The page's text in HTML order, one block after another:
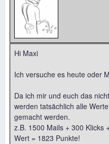
Hi Maxi
Ich versuche es heute oder
Da ich mir und euch das
werden tatsächlich alle
gemacht werden.
z.B. 1500 Mails + 300 Klicks
Wert = 1823 Punkte!